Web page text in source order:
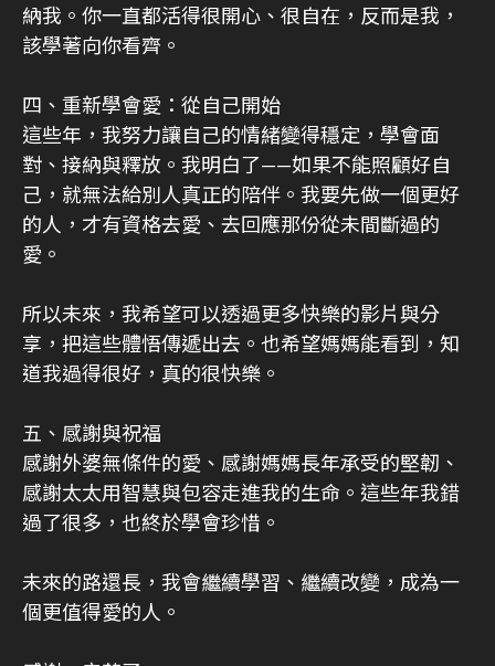
納我。你一直都活得很開心、很自在，反而是我，
該學著向你看齊。
四、重新學會愛：從自己開始
這些年，我努力讓自己的情緒變得穩定，學會面
對、接納與釋放。我明白了——如果不能照顧好自
己，就無法給別人真正的陪伴。我要先做一個更好
的人，才有資格去愛、去回應那份從未間斷過的
愛。
所以未來，我希望可以透過更多快樂的影片與分
享，把這些體悟傳遞出去。也希望媽媽能看到，知
道我過得很好，真的很快樂。
五、感謝與祝福
感謝外婆無條件的愛、感謝媽媽長年承受的堅韌、
感謝太太用智慧與包容走進我的生命。這些年我錯
過了很多，也終於學會珍惜。
未來的路還長，我會繼續學習、繼續改變，成為一
個更值得愛的人。